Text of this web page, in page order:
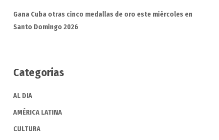
Gana Cuba otras cinco medallas de oro este miércoles en
Santo Domingo 2026
Categorias
AL DIA
AMÉRICA LATINA
CULTURA